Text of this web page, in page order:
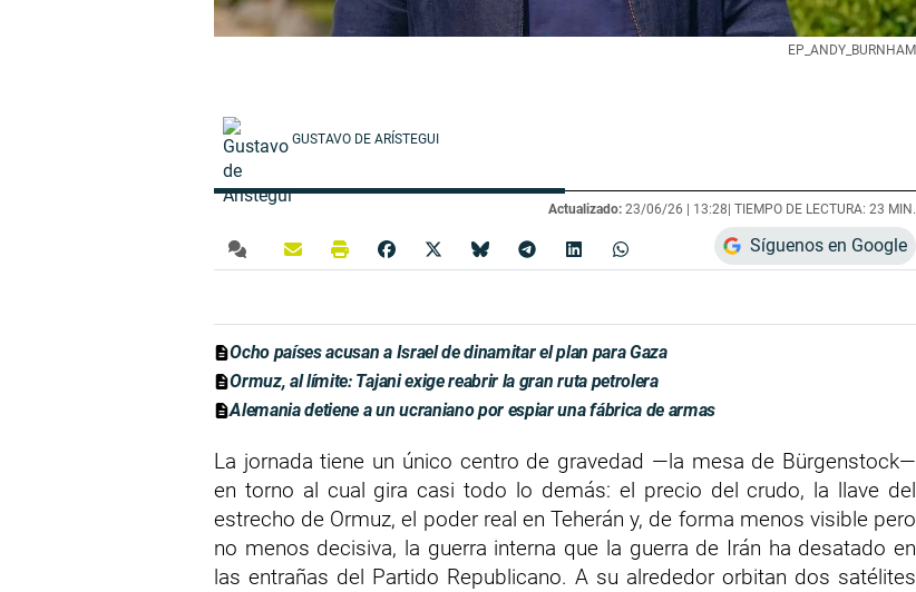
EP_ANDY_BURNHAM
GUSTAVO DE ARÍSTEGUI
Actualizado: 23/06/26 | 13:28 | TIEMPO DE LECTURA: 23 MIN.
Síguenos en Google
Ocho países acusan a Israel de dinamitar el plan para Gaza
Ormuz, al límite: Tajani exige reabrir la gran ruta petrolera
Alemania detiene a un ucraniano por espiar una fábrica de armas
La jornada tiene un único centro de gravedad —la mesa de Bürgenstock—
en torno al cual gira casi todo lo demás: el precio del crudo, la llave del
estrecho de Ormuz, el poder real en Teherán y, de forma menos visible pero
no menos decisiva, la guerra interna que la guerra de Irán ha desatado en
las entrañas del Partido Republicano. A su alrededor orbitan dos satélites